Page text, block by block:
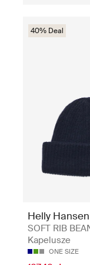
40% Deal
Helly Hansen
SOFT RIB
Kapelusze
ONE SIZE